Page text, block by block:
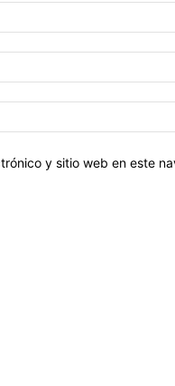
y sitio web en este